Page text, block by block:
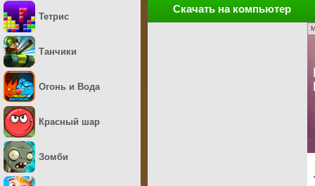
Скачать на компьютер
Тетрис
Танчики
Огонь и Вода
Красный шар
Зомби